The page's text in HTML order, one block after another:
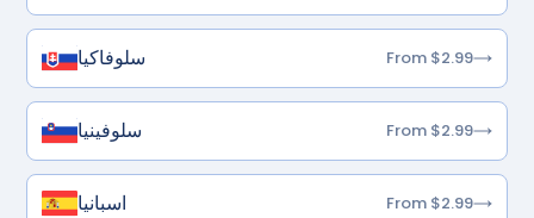
سلوفاكيا From $2.99
سلوفينيا From $2.99
اسبانيا From $2.99